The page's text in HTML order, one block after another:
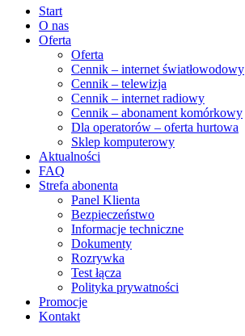
Start
O nas
Oferta
Oferta
Cennik – internet światłowodowy
Cennik – telewizja
Cennik – internet radiowy
Cennik – abonament komórkowy
Dla operatorów – oferta hurtowa
Sklep komputerowy
Aktualności
FAQ
Strefa abonenta
Panel Klienta
Bezpieczeństwo
Informacje techniczne
Dokumenty
Rozrywka
Test łącza
Polityka prywatności
Promocje
Kontakt